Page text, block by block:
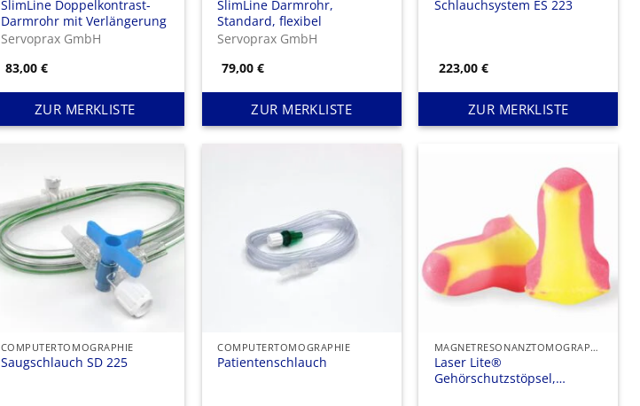
SlimLine Doppelkontrast-
Darmrohr mit Verlängerung
Servoprax GmbH
83,00 €
ZUR MERKLISTE
SlimLine Darmrohr,
Standard, flexibel
Servoprax GmbH
79,00€
ZUR MERKLISTE
Schlauchsystem ES 223
223,00 €
ZUR MERKLISTE
COMPUTERTOMOGRAPHIE
Saugschlauch SD 225
COMPUTERTOMOGRAPHIE
Patientenschlauch
MAGNETRESONANZTOMOGRAPHIE
Laser Lite®
Gehörschutzstöpsel,